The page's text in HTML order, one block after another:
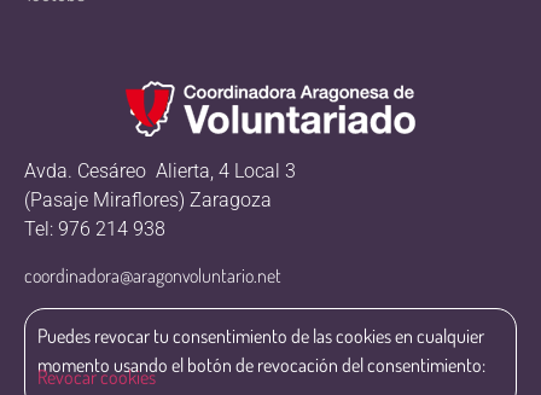
Avda. Cesáreo Alierta, 4 Local 3
(Pasaje Miraflores) Zaragoza
Tel: 976 214 938
coordinadora@aragonvoluntario.net
Puedes revocar tu consentimiento de las cookies en cualquier
momento usando el botón de revocación del consentimiento:
Revocar cookies